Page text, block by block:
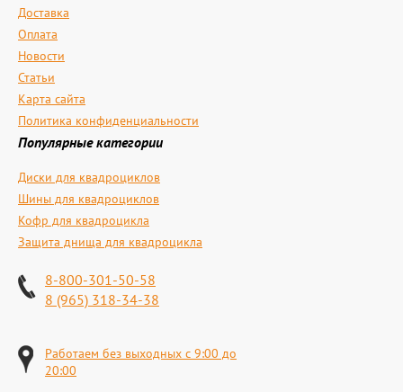
Доставка
Оплата
Новости
Статьи
Карта сайта
Политика конфиденциальности
Популярные категории
Диски для квадроциклов
Шины для квадроциклов
Кофр для квадроцикла
Защита днища для квадроцикла
8-800-301-50-58
8 (965) 318-34-38
Работаем без выходных с 9:00 до
20:00